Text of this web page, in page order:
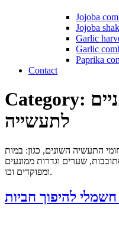
Jojoba
Jojoba
Garlic
Garlic
Paprika
Contact
Category:
לתעשייה
התעשיה השונים, כגון: במות
שערים וגדרות ממונעים
ומפוקדים וכו.
להיפוך חביות